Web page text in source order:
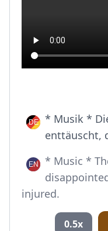
* Musik *
enttäuscht,
* Music *
injured.
0.5x